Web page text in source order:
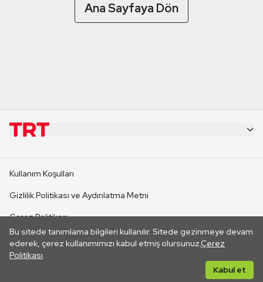
Ana Sayfaya Dön
Bu sitede tanımlama bilgileri kullanılır. Sitede gezinmeye devam
ederek, çerez kullanımımızı kabul etmiş olursunuz.Çerez
Politikası
Kabul et
CANLI YAYINLAR
Kullanım Koşulları
Gizlilik Politikası ve Aydınlatma Metni
Çerez Politikası
İletişim
Her hakkı saklıdır. ©2026 TRT. Bağlantı yoluyla gidilen dış